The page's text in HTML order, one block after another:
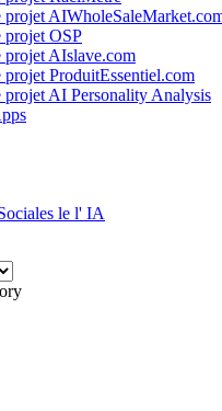
projet
projet OSP
projet AIslave.com
projet ProduitEssentiel.com
projet AI Personality Analysis
le l' IA